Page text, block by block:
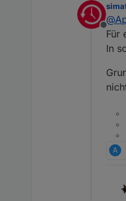
@
Für
In
A